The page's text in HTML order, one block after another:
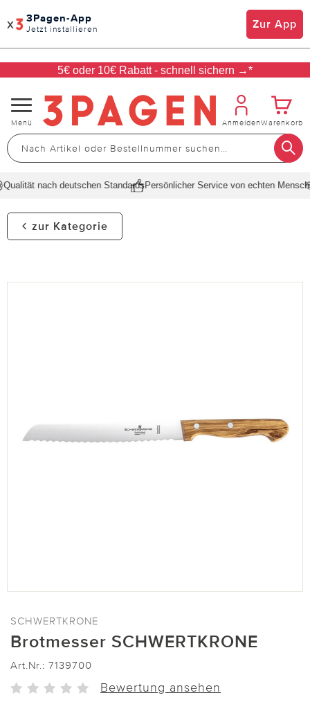
x 3Pagen-App
Jetzt installieren Zur App
5€ oder 10€ Rabatt - schnell sichern →*
Navigation
umschalten
Menü AnmeldenWarenkorb
nach deutschen StandardsPersönlicher Service von echten
zur Kategorie
SCHWERTKRONE
Brotmesser SCHWERTKRONE
Art.Nr.: 7139700
Bewertung ansehen